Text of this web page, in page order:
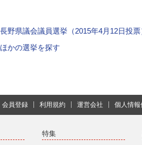
長野県議会議員選挙（2015年4月12日投
ほかの選挙を探す
会員登録 利用規約 運営会社 個人情
特集